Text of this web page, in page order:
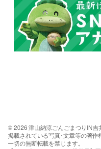
© 2026 津山納涼ごんごまつりIN吉
掲載されている写真･文章等の著作
一切の無断転載を禁じます。